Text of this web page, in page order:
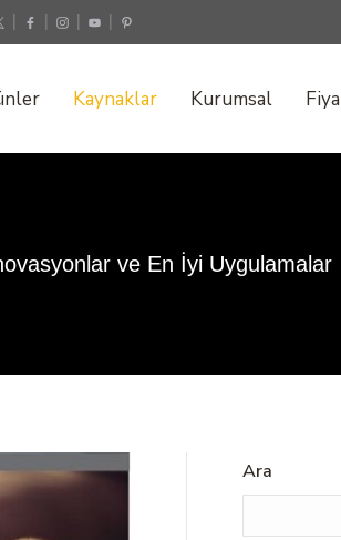
| | | |
Kaynaklar Kurumsal
ve En İyi Uygulamalar
Ara